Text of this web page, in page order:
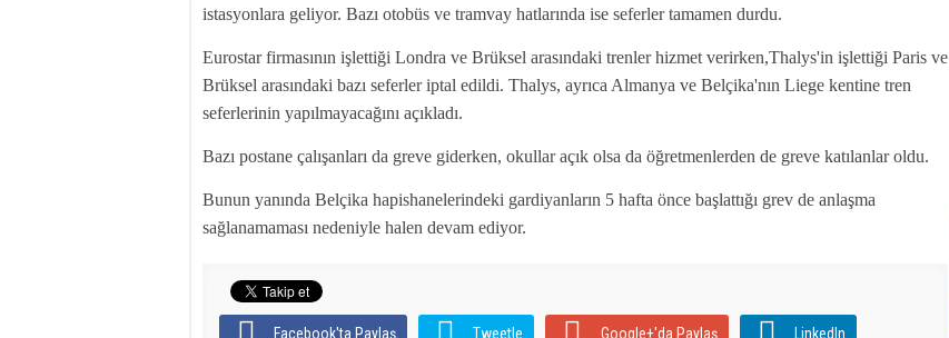
istasyonlara geliyor. Bazı otobüs ve tramvay hatlarında ise seferler tamamen durdu.
Eurostar firmasının işlettiği Londra ve Brüksel arasındaki trenler hizmet verirken,Thalys'in işlettiği Paris ve
Brüksel arasındaki bazı seferler iptal edildi. Thalys, ayrıca Almanya ve Belçika'nın Liege kentine tren
seferlerinin yapılmayacağını açıkladı.
Bazı postane çalışanları da greve giderken, okullar açık olsa da öğretmenlerden de greve katılanlar oldu.
Bunun yanında Belçika hapishanelerindeki gardiyanların 5 hafta önce başlattığı grev de anlaşma
sağlanamaması nedeniyle halen devam ediyor.
Facebook'ta Paylaş Tweetle Google+'da Paylaş LinkedIn